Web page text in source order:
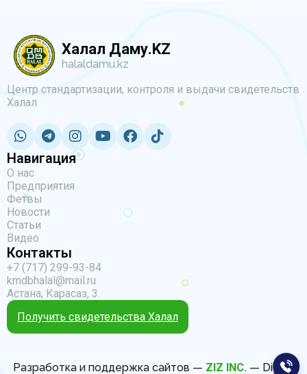
Халал Даму.KZ
halaldamu.kz
Центр стандартизации, контроля и выдачи свидетельств
Халал
Навигация
О нас
Предприятия
Фетвы
Новости
Статьи
Видео
Контакты
+7 (717) 299-93-84
kmdbhalal@mail.ru
Астана, Карасаз, 3.
Получить свидетельства Халал
Разработка и поддержка сайтов — ZIZ INC.— Digital